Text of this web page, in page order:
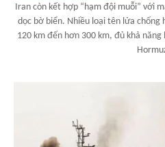
Iran còn kết hợp “hạm đội muỗi” với
dọc bờ biển. Nhiều loại tên lửa
120 km đến hơn 300 km, đủ khả